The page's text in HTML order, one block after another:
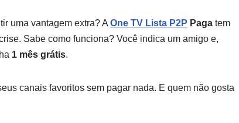
uma vantagem extra? A One TV Lista P2P Paga tem
Sabe como funciona? Você indica um amigo e,
1 mês grátis.
canais favoritos sem pagar nada. E quem não gosta